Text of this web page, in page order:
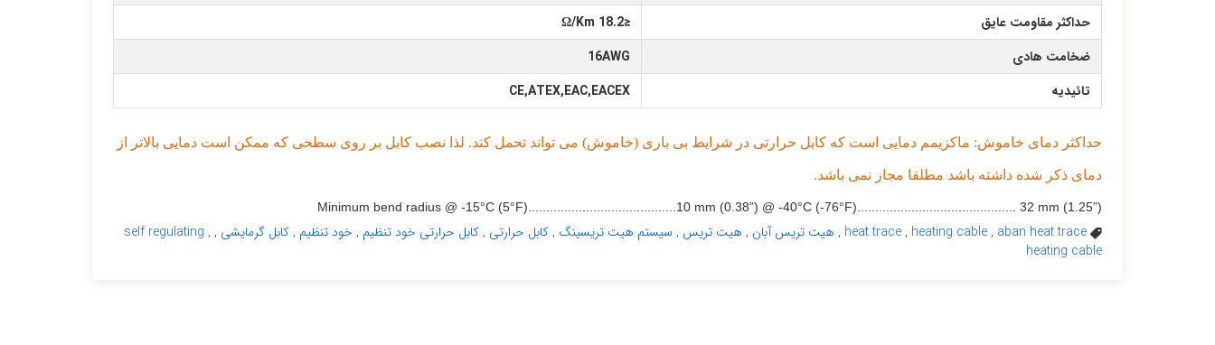
حداکثر مقاومت عایق
≤18.2 Ω/Km
ضخامت هادی
16AWG
تائیدیه
CE,ATEX,EAC,EACEX
حداکثر دمای خاموش: ماکزیمم دمایی است که کابل حرارتی در شرایط بی باری (خاموش) می تواند تحمل کند. لذا نصب کابل بر روی سطحی که ممکن است دمایی بالاتر از
دمای ذکر شده داشته باشد مطلقا مجاز نمی باشد.
Minimum bend radius @ -15°C (5°F).........................................10 mm (0.38”) @ -40°C (-76°F)............................................ 32 mm (1.25”)
heat trace, heating cable, aban heat trace
, هیت تریس آبان , هیت تریس , سیستم هیت تریسینگ ,کابل حرارتی ,کابل حرارتی خود تنظیم , خود تنظیم ,کابل گرمایشی ,
self regulating ,
heating cable